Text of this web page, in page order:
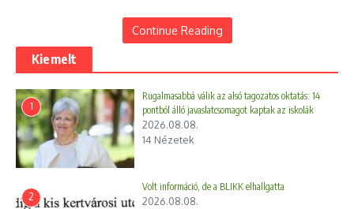
Continue Reading
Kiemelt
1
Rugalmasabbá válik az alsó tagozatos oktatás: 14
pontból álló javaslatcsomagot kaptak az iskolák
2026.08.08.
14 Nézetek
2
Volt információ, de a BLIKK elhallgatta
2026.08.08.